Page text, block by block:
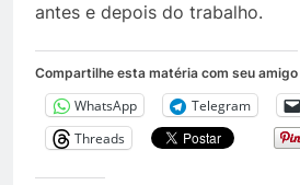
antes e depois do trabalho.
Compartilhe esta matéria com seu amigo
WhatsApp Telegram
Threads